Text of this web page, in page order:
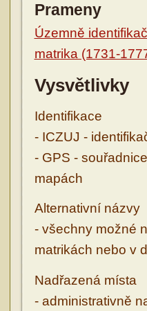
Prameny
Územně
matrika (1731-
Vysvětlivky
Identifikace
- ICZUJ -
- GPS -
mapách
Alternativní názvy
- všechny možné
matrikách nebo v
Nadřazená místa
- administrativně